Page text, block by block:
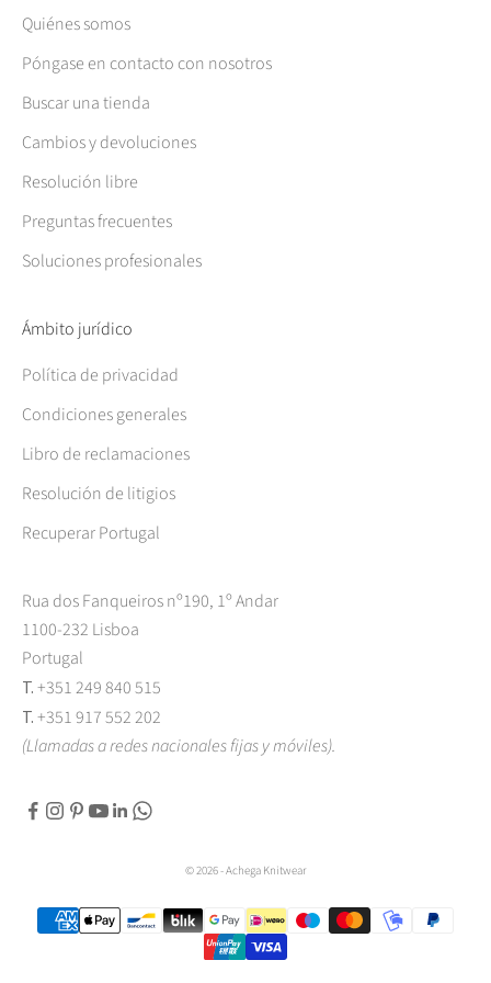
Quiénes somos
Póngase en contacto con nosotros
Buscar una tienda
Cambios y devoluciones
Resolución libre
Preguntas frecuentes
Soluciones profesionales
Ámbito jurídico
Política de privacidad
Condiciones generales
Libro de reclamaciones
Resolución de litigios
Recuperar Portugal
Rua dos Fanqueiros nº190, 1º Andar
1100-232 Lisboa
Portugal
T. +351 249 840 515
T. +351 917 552 202
(Llamadas a redes nacionales fijas y móviles).
© 2026 - Achega Knitwear